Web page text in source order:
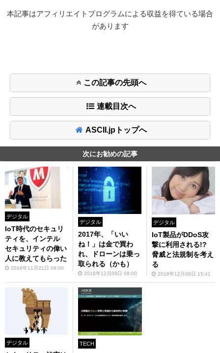
本記事はアフィリエイトプログラムによる収益を得ている場合
があります
この記事の先頭へ
連載目次へ
ASCII.jpトップへ
次にお勧めの記事
デジタル
IoT時代のセキュリ
ティを、インテル
セキュリティの偉い
人に教えてもらった
2016年11月21日 09:00
デジタル
2017年、「いい
ね！」は金で買わ
れ、ドローンは乗っ
取られる（かも）
2016年12月09日 09:00
デジタル
IoT製品がDDoS攻
撃に利用される!?
脅威と法規制を考え
る
2016年12月09日 15:41
デジタル TECH